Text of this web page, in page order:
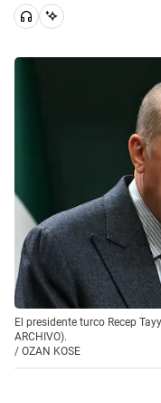
El presidente turco Recep
ARCHIVO).
/ OZAN KOSE